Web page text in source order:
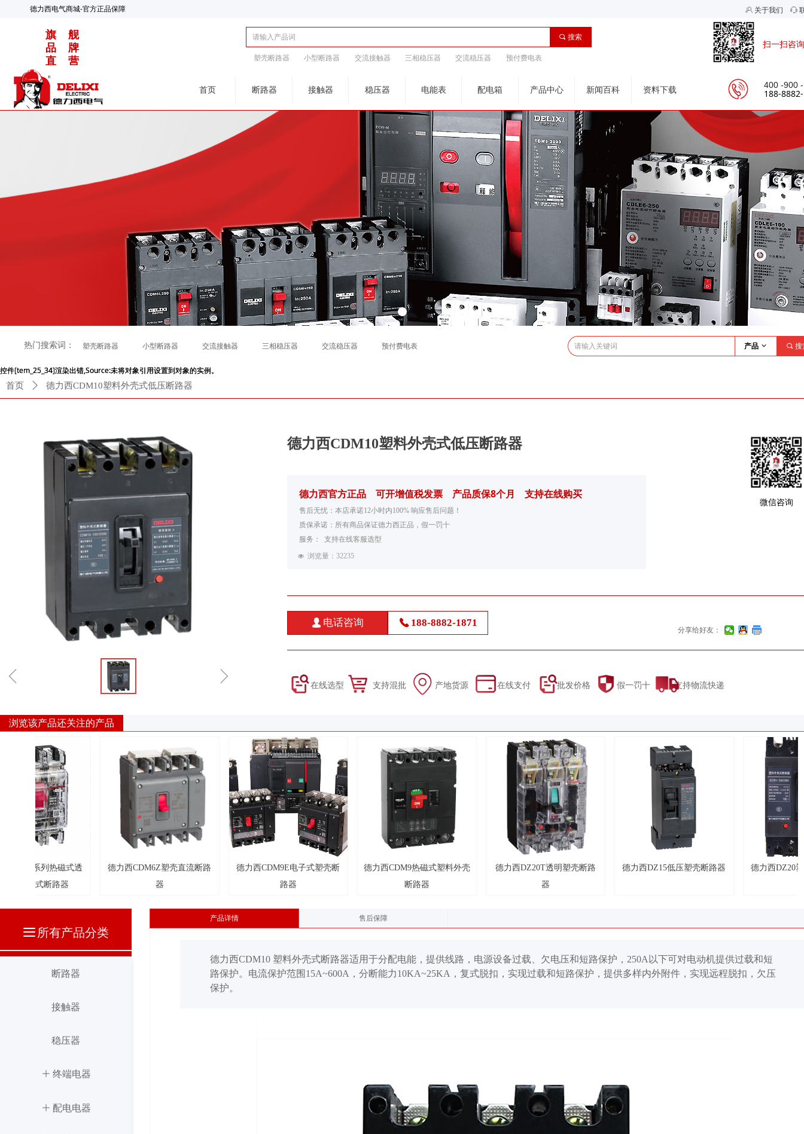
德力西电气商城-官方正品保障 ꁘ 关于我们 ꁱ
끠 搜索
旗 舰
品 牌
直 营
400 -900
188-
首页 断路器 接触器 稳压器 电能表 配电箱 产品中心 新闻百科 资料下载
扫一扫咨
塑壳断路器 小型断路器 交流接触器 三相稳压器 交流稳压器 预付费电表
热门搜索词： 끠 搜
产品 ꀁ
塑壳断路器 小型断路器 交流接触器 三相稳压器 交流稳压器 预付费电表
首页 ꄲ 德力西CDM10塑料外壳式低压断路器
ꁆ ꁇ
德力西CDM10塑料外壳式低压断路器
德力西官方正品 可开增值税发票 产品质保8个月 支持在线购买
售后无忧：本店承诺12小时内100% 响应售后问题！
质保承诺：所有商品保证德力西正品，假一罚十
服务： 支持在线客服选型
넶 浏览量：32235
넙 电话咨询 끅 188-8882-1871
控件[tem_25_34]渲染出错,Source:未将对象引用设置到对象的实例。
微信咨询
끀 所有产品分类
产品详情 售后保障
德力西CDM10 塑料外壳式断路器适用于分配电能，提供线路，电源设备过载、欠电压和短路保护，250A以下可对电动机提供过载和短
路保护。电流保护范围15A~600A，分断能力10KA~25KA，复式脱扣，实现过载和短路保护，提供多样内外附件，实现远程脱扣，欠压
保护。
断路器
断路器
接触器
接触器
稳压器
稳压器
ꄶ 终端电器
ꄶ 终端电器
ꄶ 配电电器
分享给好友：
浏览该产品还关注的产品
德力西CDM6Z塑壳直流断路
德力西CDM9E电子式塑壳断
德力西CDM9热磁式塑料外壳
德力西DZ20T透明塑壳断路
德力西DZ15低压塑壳断路器
德力西DZ20塑壳式空气断路
在线选型 支持混批 产地货源 在线支付 批发价格 假一罚十 支持物流快递
控件[tem_25_34]渲染出错,Source:未将对象引用设置到对象的实例。